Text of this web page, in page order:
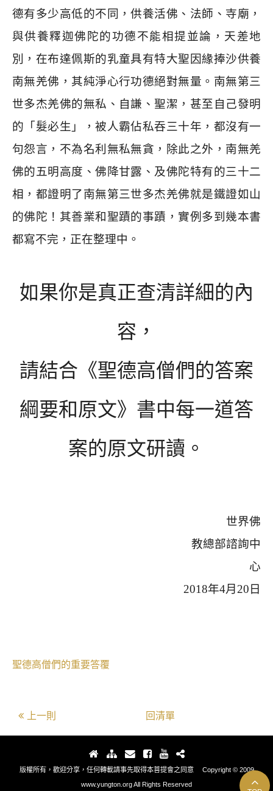
德有多少高低的不同，供養活佛、法師、寺廟，
與供養釋迦佛陀的功德不能相提並論，天差地
別，在布達佩斯的乳童具有特大聖因緣捧沙供養
南無羌佛，其純淨心行功德絕對無量。南無第三
世多杰羌佛的無私、自謙、聖潔，甚至自己發明
的「髮必生」，被人霸佔私吞三十年，都沒有一
句怨言，不為名利無私無貪，除此之外，南無羌
佛的五明高度、佛降甘露、及佛陀特有的三十二
相，都證明了南無第三世多杰羌佛就是鐵證如山
的佛陀！其善業和聖蹟的事蹟，實例多到幾本書
都寫不完，正在整理中。
如果你是真正查清詳細的內
容，
請結合《聖德高僧們的答案
綱要和原文》書中每一道答
案的原文研讀。
世界佛
教總部諮詢中
心
2018年4月 20 日
聖德高僧們的重要答覆
上一則 回清單
版權所有，歡迎分享，任何轉載請事先取得本菩提會之同意 Copyright © 2009
www.yungton.org All Rights Reserved